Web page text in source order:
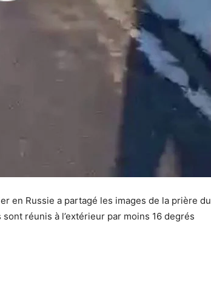
en Russie a partagé les images de la prière du
réunis à l’extérieur par moins 16 degrés